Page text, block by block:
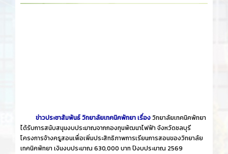
ข่าวประชาสัมพันธ์ วิทยาลัยเทคนิคพัทยา เรื่องวิทยาลัยเทคนิคพัทยา
ได้รับการสนับสนุนงบประมาณจากกองทุนพัฒนาไฟฟ้า จังหวัดชลบุรี
โครงการจ้างครูสอนเพื่อเพิ่มประสิทธิภาพการเรียนการสอนของวิทยาลัย
เทคนิคพัทยา เงินงบประมาณ 630,000 บาท ปีงบประมาณ 2569